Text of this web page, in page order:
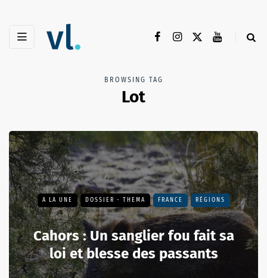
BROWSING TAG
Lot
A LA UNE DOSSIER - THEMA FRANCE RÉGIONS
Cahors : Un sanglier fou fait sa
loi et blesse des passants